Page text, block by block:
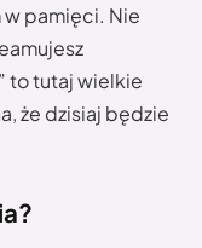
pamięci. Nie
to tutaj wielkie
że dzisiaj będzie